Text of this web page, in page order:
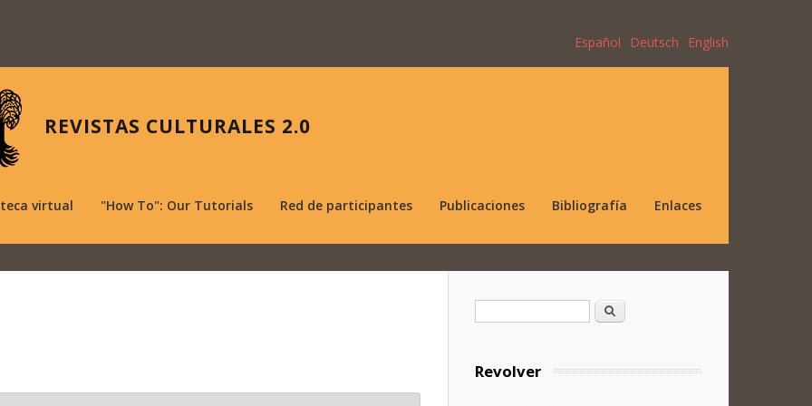
Español Deutsch English
REVISTAS CULTURALES 2.0
virtual "How To": Our Tutorials Red de participantes Publicaciones Bibliografía Enlaces
Formulario de búsqueda
Buscar
Revolver